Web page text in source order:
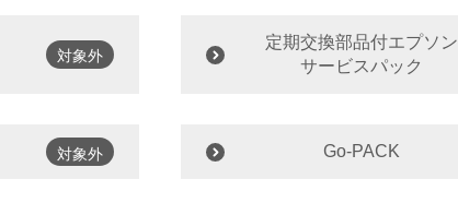
対象外
定期交換部品付エプソン
サービスパック
対象外 Go-PACK